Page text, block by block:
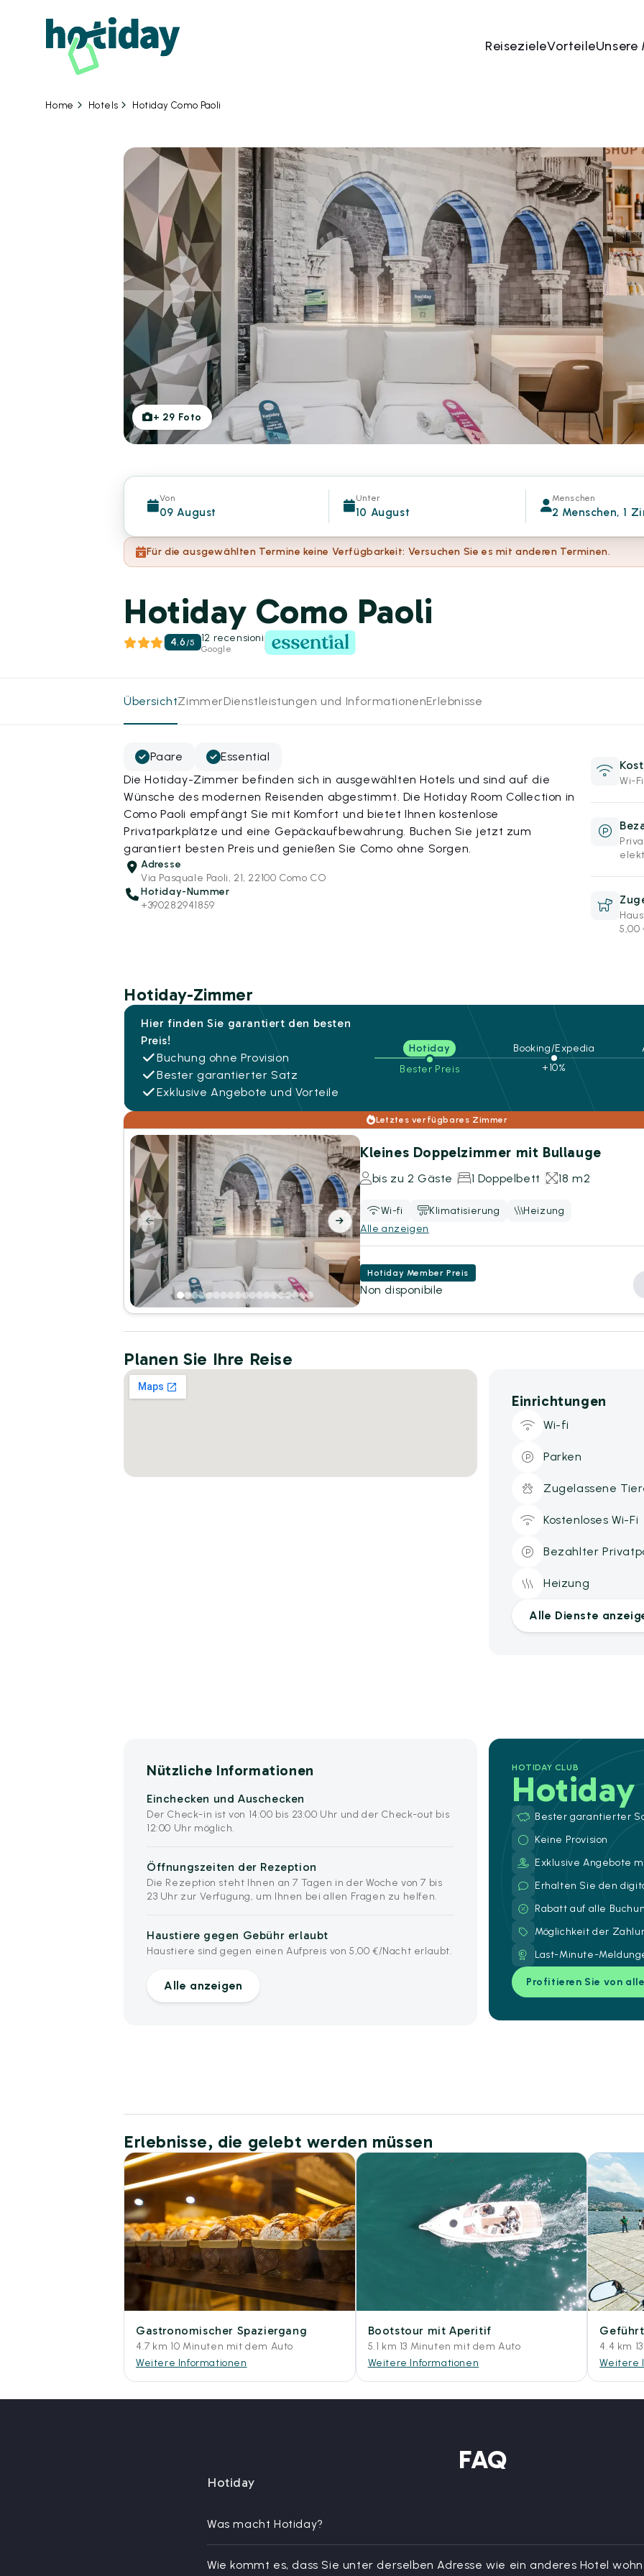
ReisezieleVorteileUnsere
Home Hotels Hotiday Como Paoli
+ 29 Foto
Von
09 August
Unter
10 August
Menschen
2 Menschen, 1
Für die ausgewählten Termine keine Verfügbarkeit: Versuchen Sie es mit anderen Terminen.
Hotiday Como Paoli
4.6 /5 12 recensioni
Google
ÜbersichtZimmerDienstleistungen und InformationenErlebnisse
Paare
Essential
Die Hotiday-Zimmer befinden sich in ausgewählten Hotels und sind auf die
Wünsche des modernen Reisenden abgestimmt. Die Hotiday Room Collection in
Como Paoli empfängt Sie mit Komfort und bietet Ihnen kostenlose
Privatparkplätze und eine Gepäckaufbewahrung. Buchen Sie jetzt zum
garantiert besten Preis und genießen Sie Como ohne Sorgen.
Adresse
Via Pasquale Paoli, 21, 22100 Como CO
Hotiday-Nummer
+390282941859
Wi-
5,00
Hotiday-Zimmer
Hier finden Sie garantiert den besten
Preis!
Buchung ohne Provision
Bester garantierter Satz
Exklusive Angebote und Vorteile
Hotiday
Bester Preis
Booking/Expedia
+10%
Letztes verfügbares Zimmer
Kleines Doppelzimmer mit Bullauge
bis zu 2 Gäste 1 Doppelbett 18 m2
Wi-fi Klimatisierung
Heizung
Alle anzeigen
Hotiday Member Preis
Non disponibile
Planen Sie Ihre Reise
Einrichtungen
Wi-fi
Parken
Zugelassene
Kostenloses Wi-Fi
Bezahlter
Heizung
Alle Dienste
Nützliche Informationen
Einchecken und Auschecken
Der Check-in ist von 14:00 bis 23:00 Uhr und der Check-out bis
12:00 Uhr möglich.
Öffnungszeiten der Rezeption
Die Rezeption steht Ihnen an 7 Tagen in der Woche von 7 bis
23 Uhr zur Verfügung, um Ihnen bei allen Fragen zu helfen.
Haustiere gegen Gebühr erlaubt
Haustiere sind gegen einen Aufpreis von 5,00 €/Nacht erlaubt.
Alle anzeigen
HOTIDAY CLUB
Hotiday
Bester garantierter
Keine Provision
Exklusive Angebote
Erhalten Sie den
Rabatt auf alle
Möglichkeit der
Last-Minute-
Profitieren Sie von
Erlebnisse, die gelebt werden müssen
Gastronomischer Spaziergang
4.7 km 10 Minuten mit dem Auto
Weitere Informationen
Bootstour mit Aperitif
5.1 km 13 Minuten mit dem Auto
Weitere Informationen
4.4 km
Weitere
FAQ
Hotiday
Was macht Hotiday?
Wie kommt es, dass Sie unter derselben Adresse wie ein anderes Hotel